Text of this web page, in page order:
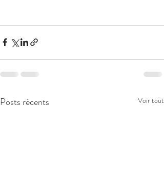
Posts récents Voir tout